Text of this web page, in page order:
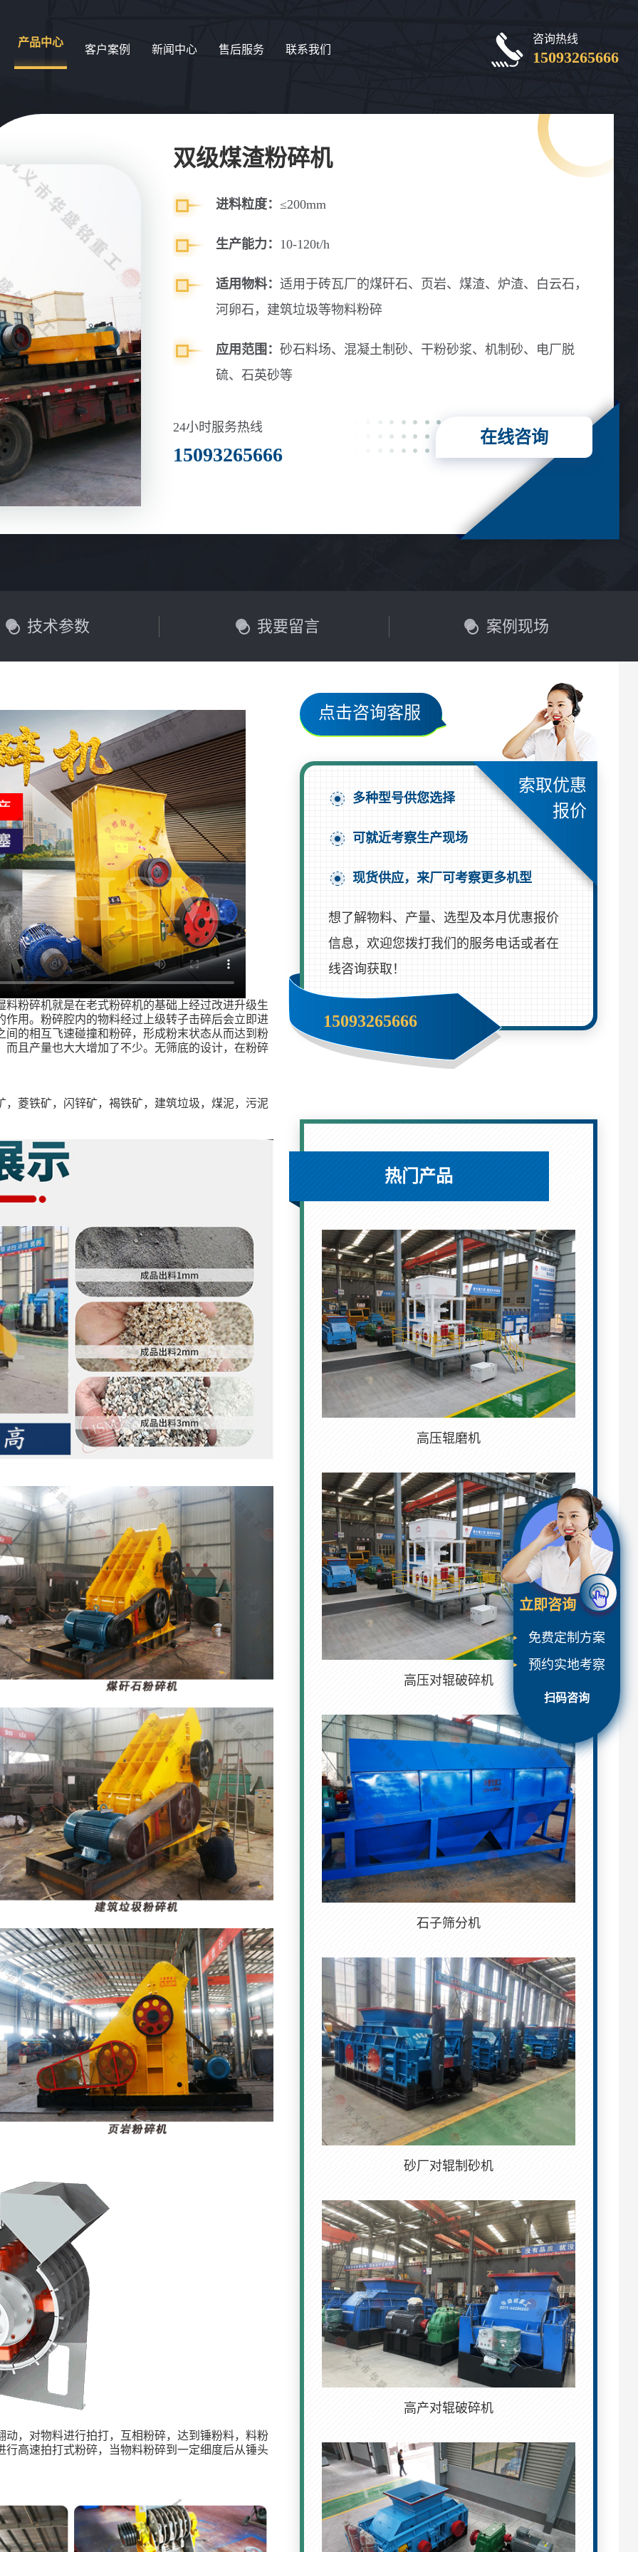
产品中心
客户案例 新闻中心 售后服务 联系我们
咨询热线
15093265666
双级煤渣粉碎机
进料粒度： ≤200mm
生产能力： 10-120t/h
适用物料： 适用于砖瓦厂的煤矸石、页岩、煤渣、炉渣、白云石，
河卵石，建筑垃圾等物料粉碎
应用范围： 砂石料场、混凝土制砂、干粉砂浆、机制砂、电厂脱
硫、石英砂等
24小时服务热线
15093265666
在线咨询
技术参数 我要留言 案例现场
粉碎机就是在老式粉碎机的基础上经过改进升级生
用。粉碎腔内的物料经过上级转子击碎后会立即进
的相互飞速碰撞和粉碎，形成粉末状态从而达到粉
且产量也大大增加了不少。无筛底的设计，在粉碎
菱铁矿，闪锌矿，褐铁矿，建筑垃圾，煤泥，污泥
，对物料进行拍打，互相粉碎，达到锤粉料，料粉
高速拍打式粉碎，当物料粉碎到一定细度后从锤头
多种型号供您选择
可就近考察生产现场
现货供应，来厂可考察更多机型
想了解物料、产量、选型及本月优惠报价
信息，欢迎您拨打我们的服务电话或者在
线咨询获取！
点击咨询客服
索取优惠
报价
15093265666
热门产品
高压辊磨机
高压对辊破碎机
石子筛分机
砂厂对辊制砂机
高产对辊破碎机
立即咨询
免费定制方案
预约实地考察
扫码咨询